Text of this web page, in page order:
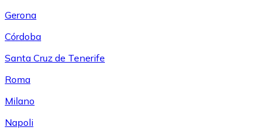
Gerona
Córdoba
Santa Cruz de Tenerife
Roma
Milano
Napoli